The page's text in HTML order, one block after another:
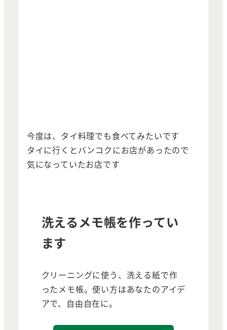
今度は、タイ料理でも食べてみたいです
タイに行くとバンコクにお店があったので
気になっていたお店です
洗えるメモ帳を作ってい
ます
クリーニングに使う、洗える紙で作
ったメモ帳。使い方はあなたのアイデ
アで、自由自在に。